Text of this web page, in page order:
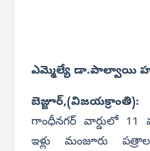
ఎమ్మెల్యే డా.పాల్వాయి
గాంధీనగర్ వార్డులో 11
ఇళ్లు మంజూరు